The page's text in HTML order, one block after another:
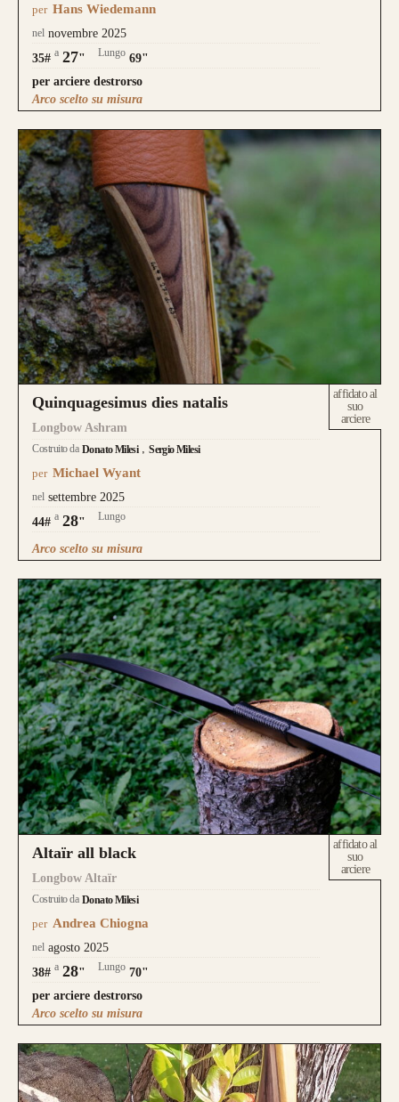
per Hans Wiedemann
nel novembre 2025
35# a 27" Lungo 69"
per arciere destrorso
Arco scelto su misura
Quinquagesimus dies natalis
Longbow Ashram
Costruito da Donato Milesi Sergio Milesi
per Michael Wyant
nel settembre 2025
44# a 28" Lungo
affidato al
suo
arciere
Arco scelto su misura
Altaïr all black
Longbow Altaïr
Costruito da Donato Milesi
per Andrea Chiogna
nel agosto 2025
38# a 28" Lungo 70"
per arciere destrorso
affidato al
suo
arciere
Arco scelto su misura